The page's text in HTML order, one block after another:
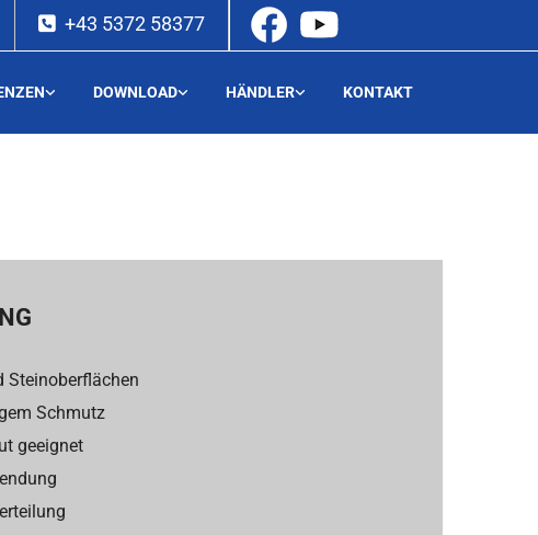
 +43 5372 58377
DOWNLOAD HÄNDLER KONTAKT
Steinoberflächen
Schmutz
geeignet